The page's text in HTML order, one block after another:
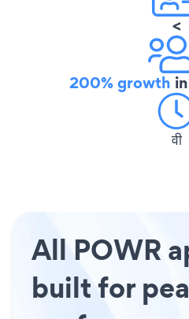
<
200% growth
वी
All POWR
built for